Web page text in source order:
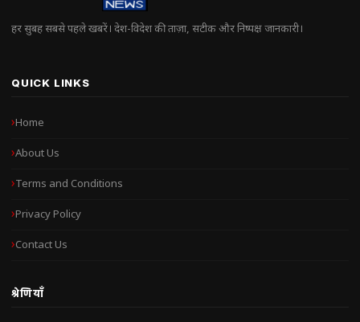
हर सुबह सबसे पहले खबरें। देश-विदेश की ताज़ा, सटीक और निष्पक्ष जानकारी।
QUICK LINKS
Home
About Us
Terms and Conditions
Privacy Policy
Contact Us
श्रेणियाँ